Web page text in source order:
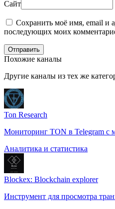
Сайт
Сохранить моё имя, email и
последующих моих
Отправить
Похожие каналы
Другие каналы из тех же
Ton Research
Мониторинг TON в Telegram с
Аналитика и статистика
Blockex: Blockchain explorer
Инструмент для просмотра